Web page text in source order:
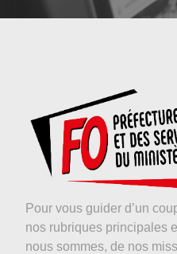
Pour vous guider d’un
nos rubriques principales
nous sommes, de nos